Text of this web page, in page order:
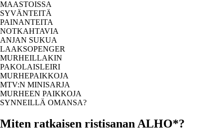
MAASTOISSA
SYVÄNTEITÄ
PAINANTEITA
NOTKAHTAVIA
ANJAN SUKUA
LAAKSOPENGER
MURHEILLAKIN
PAKOLAISLEIRI
MURHEPAIKKOJA
MTV:N MINISARJA
MURHEEN PAIKKOJA
SYNNEILLÄ OMANSA?
Miten ratkaisen ristisanan ALHO*?